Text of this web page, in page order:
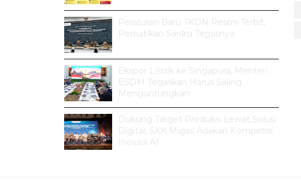
Peraturan Baru TKDN Resmi Terbit,
Perhatikan Sanksi Tegasnya
Ekspor Listrik ke Singapura, Menteri
ESDM Tegaskan Harus Saling
Menguntungkan
Dukung Target Produksi Lewat Solusi
Digital, SKK Migas Adakan Kompetisi
Inovasi AI